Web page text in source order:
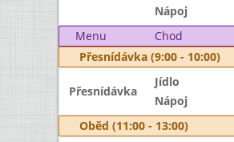
Nápoj
Menu
Chod
Přesnídávka (9:00 - 10:00)
Přesnídávka
Jídlo
Nápoj
Oběd (11:00 - 13:00)